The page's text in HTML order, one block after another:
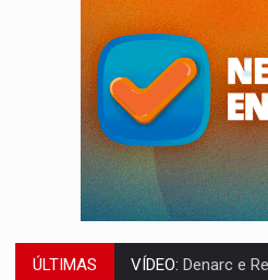
ÚLTIMAS OPERAÇÃO DA PC: